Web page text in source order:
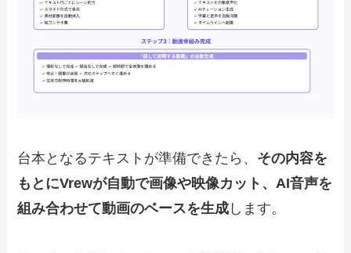
台本となるテキストが準備できたら、 その内容を
もとにVrewが自動で画像や映像カット、AI音声を
組み合わせて動画のベースを生成 します。